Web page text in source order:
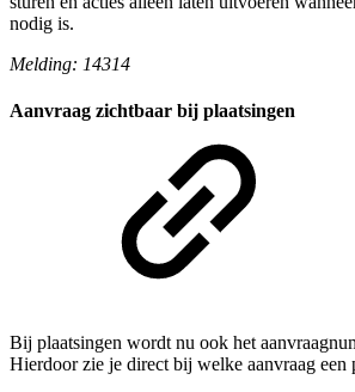
nodig is.
Melding: 14314
Aanvraag zichtbaar bij plaatsingen
Bij plaatsingen wordt nu ook het
Hierdoor zie je direct bij welke aanvraag een